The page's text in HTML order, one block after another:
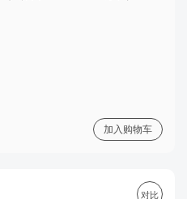
加入购物车
对比